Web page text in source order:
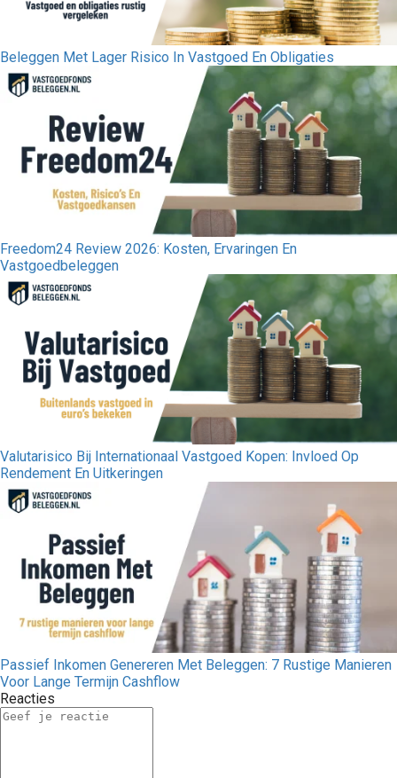
Beleggen Met Lager Risico In Vastgoed En Obligaties
Freedom24 Review 2026: Kosten, Ervaringen En
Vastgoedbeleggen
Valutarisico Bij Internationaal Vastgoed Kopen: Invloed Op
Rendement En Uitkeringen
Passief Inkomen Genereren Met Beleggen: 7 Rustige Manieren
Voor Lange Termijn Cashflow
Reacties